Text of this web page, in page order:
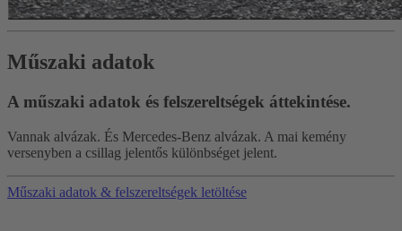
Műszaki adatok
A műszaki adatok és felszereltségek áttekintése.
Vannak alvázak. És Mercedes-Benz alvázak. A mai kemény
versenyben a csillag jelentős különbséget jelent.
Műszaki adatok & felszereltségek letöltése